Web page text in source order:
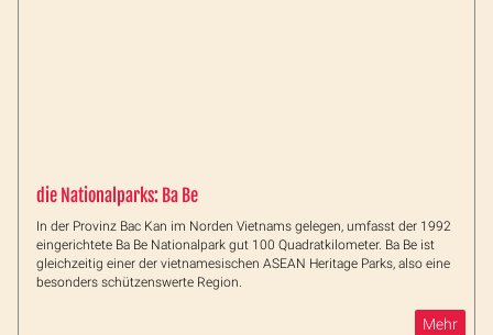
die Nationalparks: Ba Be
In der Provinz Bac Kan im Norden Vietnams gelegen, umfasst der 1992
eingerichtete Ba Be Nationalpark gut 100 Quadratkilometer. Ba Be ist
gleichzeitig einer der vietnamesischen ASEAN Heritage Parks, also eine
besonders schützenswerte Region.
Mehr